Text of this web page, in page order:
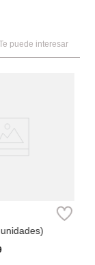
puede interesar